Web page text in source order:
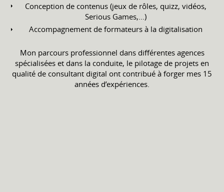
Conception de contenus (jeux de rôles, quizz, vidéos,
Serious Games,...)
Accompagnement de formateurs à la digitalisation
Mon parcours professionnel dans différentes agences
spécialisées et dans la conduite, le pilotage de projets en
qualité de consultant digital ont contribué à forger mes 15
années d’expériences.